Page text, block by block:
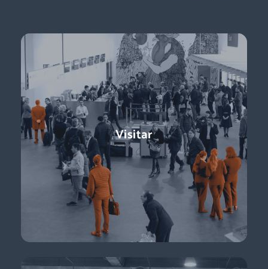
Visitar
Exponer
Logistics & Automation es la feria líder en España, el evento
referente para conocer a los decisores de compras:
directores de logística, directores de compras, responsables
de e-commerce … + de 11.000 profesionales para impulsar tu
Descubre más